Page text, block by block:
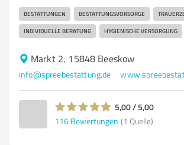
BESTATTUNGEN BESTATTUNGSVORSORGE
INDIVIDUELLE BERATUNG HYGIENISCHE VERSORGUNG
Markt 2, 15848 Beeskow
info@spreebestattung.de
5,00 / 5,00
116 Bewertungen (1 Quelle)